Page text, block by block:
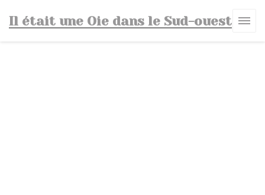
Il était une Oie dans le Sud-ouest